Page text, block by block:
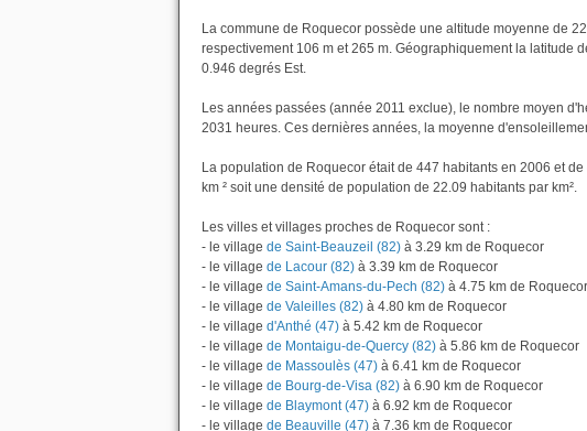
La commune de Roquecor possède une altitude moyenne de
respectivement 106 m et 265 m. Géographiquement la latitude
0.946 degrés Est.
Les années passées (année 2011 exclue), le nombre moyen
2031 heures. Ces dernières années, la moyenne
La population de Roquecor était de 447 habitants en 2006 et
km ² soit une densité de population de 22.09 habitants par km².
Les villes et villages proches de Roquecor sont :
- le village de Saint-Beauzeil (82) à 3.29 km de Roquecor
- le village de Lacour (82) à 3.39 km de Roquecor
- le village de Saint-Amans-du-Pech (82) à 4.75 km de Roquecor
- le village de Valeilles (82) à 4.80 km de Roquecor
- le village d'Anthé (47) à 5.42 km de Roquecor
- le village de Montaigu-de-Quercy (82) à 5.86 km de Roquecor
- le village de Massoulès (47) à 6.41 km de Roquecor
- le village de Bourg-de-Visa (82) à 6.90 km de Roquecor
- le village de Blaymont (47) à 6.92 km de Roquecor
- le village de Beauville (47) à 7.36 km de Roquecor